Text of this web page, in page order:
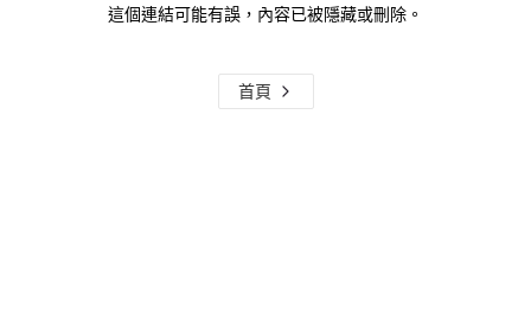
這個連結可能有誤，內容已被隱藏或刪除。
首頁